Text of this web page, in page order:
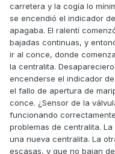
carretera y la cogía lo
se encendió el indicador
apagaba. El ralentí
bajadas continuas, y
ir al conce, donde
la centralita.
encenderse el indicador
el fallo de apertura de
conce. ¿Sensor de la
funcionando
problemas de centralita.
una nueva centralita. La
escasas, y que no bajan